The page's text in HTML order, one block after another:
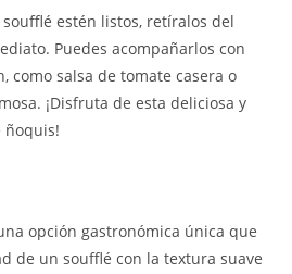
estén listos, retíralos del
Puedes acompañarlos con
como salsa de tomate casera o
¡Disfruta de esta deliciosa y
ñoquis!
opción gastronómica única que
de un soufflé con la textura suave